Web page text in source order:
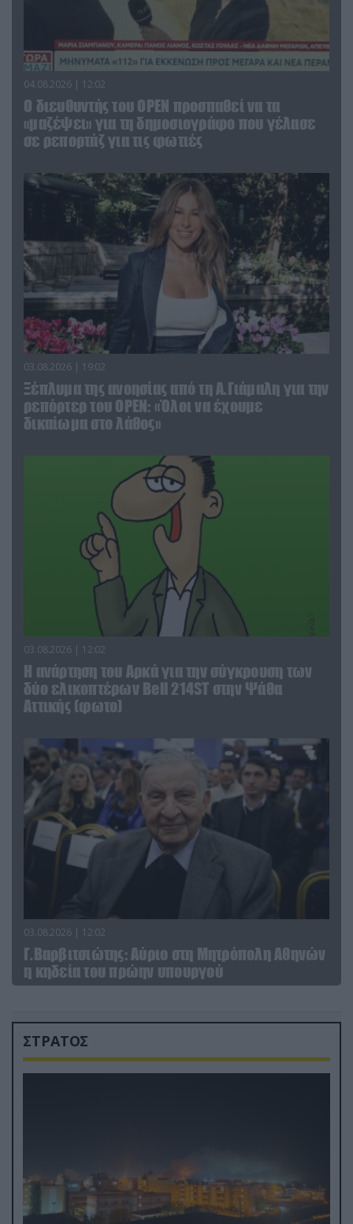
04.08.2026 | 12:02
O διευθυντής του OPEN προσπαθεί να τα
«μαζέψει» για τη δημοσιογράφο που γέλασε
σε ρεπορτάζ για τις φωτιές
03.08.2026 | 19:02
Ξέπλυμα της ανοησίας από τη Α.Γιάμαλη για την
ρεπόρτερ του ΟΡΕΝ: «Όλοι να έχουμε
δικαίωμα στο λάθος»
03.08.2026 | 12:02
Η ανάρτηση του Αρκά για την σύγκρουση των
δύο ελικοπτέρων Bell 214ST στην Ψάθα
Αττικής (φωτο)
03.08.2026 | 12:02
Γ.Βαρβιτσιώτης: Aύριο στη Μητρόπολη Αθηνών
η κηδεία του πρώην υπουργού
ΣΤΡΑΤΟΣ